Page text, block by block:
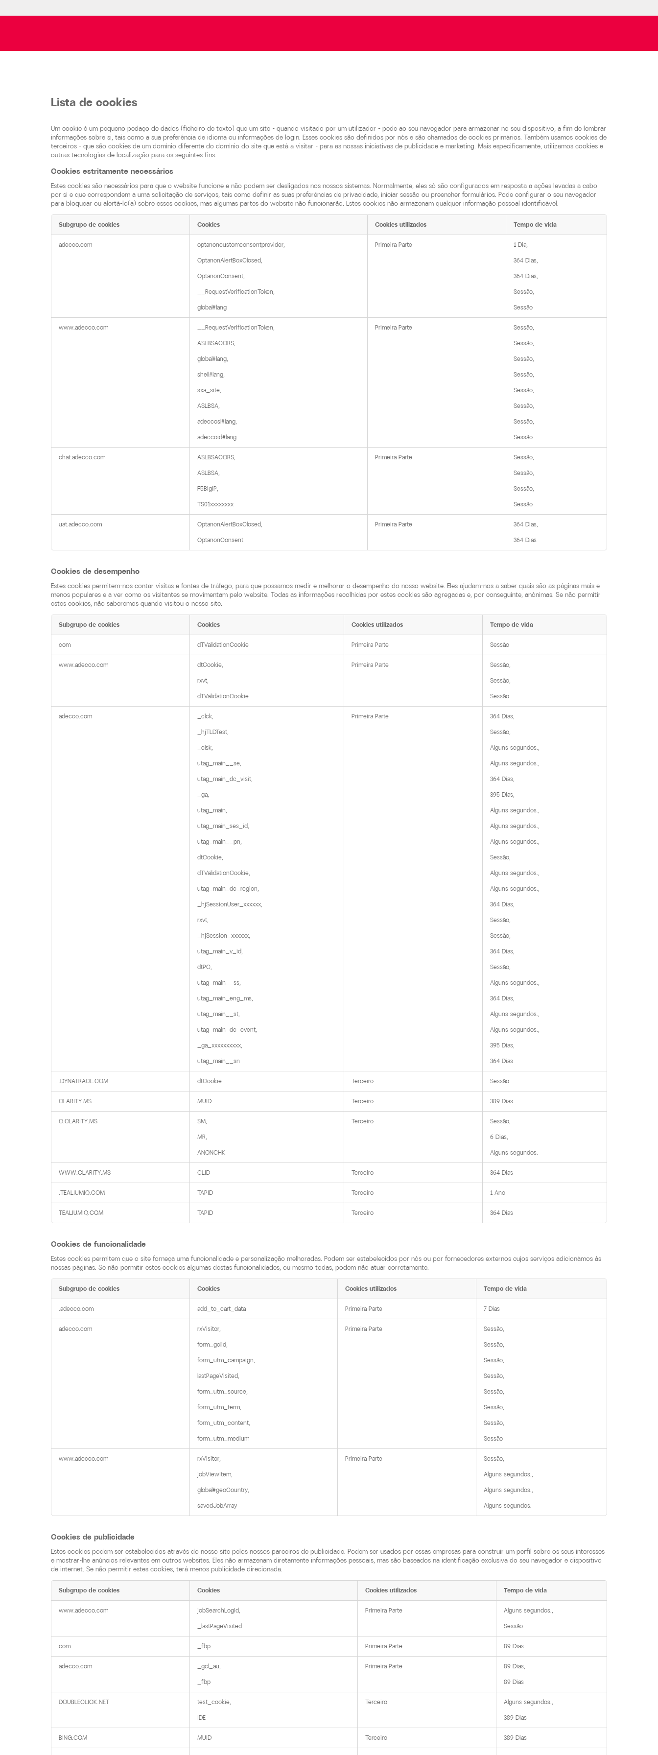
Lista de cookies
Um cookie é um pequeno pedaço de dados (ficheiro de texto) que um site - quando visitado por um utilizador - pede ao seu navegador para armazenar no seu dispositivo, a fim de lembrar
informações sobre si, tais como a sua preferência de idioma ou informações de login. Esses cookies são definidos por nós e são chamados de cookies primários. Também usamos cookies de
terceiros - que são cookies de um domínio diferente do domínio do site que está a visitar - para as nossas iniciativas de publicidade e marketing. Mais especificamente, utilizamos cookies e
outras tecnologias de localização para os seguintes fins:
Cookies estritamente necessários
Estes cookies são necessários para que o website funcione e não podem ser desligados nos nossos sistemas. Normalmente, eles só são configurados em resposta a ações levadas a cabo
por si e que correspondem a uma solicitação de serviços, tais como definir as suas preferências de privacidade, iniciar sessão ou preencher formulários. Pode configurar o seu navegador
para bloquear ou alertá-lo(a) sobre esses cookies, mas algumas partes do website não funcionarão. Estes cookies não armazenam qualquer informação pessoal identificável.
estritamente
Subgrupo de cookies Cookies Cookies utilizados Tempo de vida
adecco.com
optanoncustomconsentprovider,
OptanonAlertBoxClosed,
OptanonConsent,
__RequestVerificationToken,
global#lang
Primeira Parte
1 Dia,
364 Dias,
364 Dias,
Sessão,
Sessão
www.adecco.com
__RequestVerificationToken,
ASLBSACORS,
global#lang,
shell#lang,
sxa_site,
ASLBSA,
adeccosl#lang,
adeccoid#lang
Primeira Parte
Sessão,
Sessão,
Sessão,
Sessão,
Sessão,
Sessão,
Sessão,
Sessão
chat.adecco.com
ASLBSACORS,
ASLBSA,
F5BigIP,
TS01xxxxxxxx
Primeira Parte
Sessão,
Sessão,
Sessão,
Sessão
uat.adecco.com
OptanonAlertBoxClosed,
OptanonConsent
Primeira Parte
364 Dias,
364 Dias
Cookies de desempenho
Estes cookies permitem-nos contar visitas e fontes de tráfego, para que possamos medir e melhorar o desempenho do nosso website. Eles ajudam-nos a saber quais são as páginas mais e
menos populares e a ver como os visitantes se movimentam pelo website. Todas as informações recolhidas por estes cookies são agregadas e, por conseguinte, anónimas. Se não permitir
estes cookies, não saberemos quando visitou o nosso site.
desempenho
Subgrupo de cookies Cookies Cookies utilizados Tempo de vida
com dTValidationCookie Primeira Parte Sessão
www.adecco.com
dtCookie,
rxvt,
dTValidationCookie
Primeira Parte
Sessão,
Sessão,
Sessão
adecco.com
_clck,
_hjTLDTest,
_clsk,
utag_main__se,
utag_main_dc_visit,
_ga,
utag_main,
utag_main_ses_id,
utag_main__pn,
dtCookie,
dTValidationCookie,
utag_main_dc_region,
_hjSessionUser_xxxxxx,
rxvt,
_hjSession_xxxxxx,
utag_main_v_id,
dtPC,
utag_main__ss,
utag_main_eng_ms,
utag_main__st,
utag_main_dc_event,
_ga_xxxxxxxxxx,
utag_main__sn
Primeira Parte
364 Dias,
Sessão,
Alguns segundos.,
Alguns segundos.,
364 Dias,
395 Dias,
Alguns segundos.,
Alguns segundos.,
Alguns segundos.,
Sessão,
Alguns segundos.,
Alguns segundos.,
364 Dias,
Sessão,
Sessão,
364 Dias,
Sessão,
Alguns segundos.,
364 Dias,
Alguns segundos.,
Alguns segundos.,
395 Dias,
364 Dias
.DYNATRACE.COM dtCookie Terceiro Sessão
CLARITY.MS MUID Terceiro 389 Dias
C.CLARITY.MS
SM,
MR,
ANONCHK
Terceiro
Sessão,
6 Dias,
Alguns segundos.
WWW.CLARITY.MS CLID Terceiro 364 Dias
.TEALIUMIQ.COM TAPID Terceiro 1 Ano
TEALIUMIQ.COM TAPID Terceiro 364 Dias
Cookies de funcionalidade
Estes cookies permitem que o site forneça uma funcionalidade e personalização melhoradas. Podem ser estabelecidos por nós ou por fornecedores externos cujos serviços adicionámos às
nossas páginas. Se não permitir estes cookies algumas destas funcionalidades, ou mesmo todas, podem não atuar corretamente.
funcionalidade
Subgrupo de cookies Cookies Cookies utilizados Tempo de vida
.adecco.com add_to_cart_data Primeira Parte 7 Dias
adecco.com
rxVisitor,
form_gclid,
form_utm_campaign,
lastPageVisited,
form_utm_source,
form_utm_term,
form_utm_content,
form_utm_medium
Primeira Parte
Sessão,
Sessão,
Sessão,
Sessão,
Sessão,
Sessão,
Sessão,
Sessão
www.adecco.com
rxVisitor,
jobViewItem,
global#geoCountry,
savedJobArray
Primeira Parte
Sessão,
Alguns segundos.,
Alguns segundos.,
Alguns segundos.
Cookies de publicidade
Estes cookies podem ser estabelecidos através do nosso site pelos nossos parceiros de publicidade. Podem ser usados por essas empresas para construir um perfil sobre os seus interesses
e mostrar-lhe anúncios relevantes em outros websites. Eles não armazenam diretamente informações pessoais, mas são baseados na identificação exclusiva do seu navegador e dispositivo
de internet. Se não permitir estes cookies, terá menos publicidade direcionada.
Subgrupo de cookies Cookies Cookies utilizados Tempo de vida
www.adecco.com
jobSearchLogId,
_lastPageVisited
Primeira Parte
Alguns segundos.,
Sessão
com _fbp Primeira Parte 89 Dias
adecco.com
_gcl_au,
_fbp
Primeira Parte
89 Dias,
89 Dias
DOUBLECLICK.NET
test_cookie,
IDE
Terceiro
Alguns segundos.,
389 Dias
BING.COM MUID Terceiro 389 Dias